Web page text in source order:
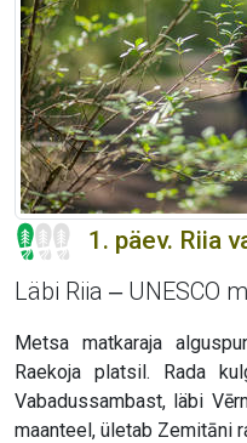
1. päev. Riia
Läbi Riia ‒ UNESCO
Metsa matkaraja
Raekoja platsil. Rada
Vabadussambast, läbi
maanteel, ületab Zemitāni